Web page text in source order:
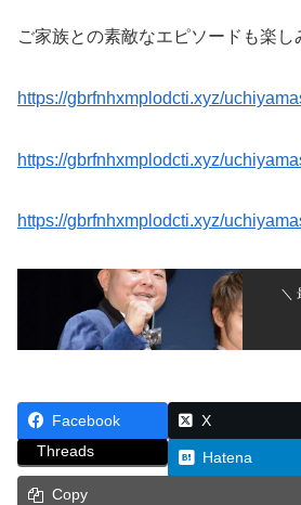
ご家族との素敵なエピソードも楽し
https://gbrfnhxmplodcti.xyz/
https://gbrfnhxmplodcti.xyz/
https://gbrfnhxmplodcti.xyz/
＼
Facebook X
Threads
Hatena
Copy